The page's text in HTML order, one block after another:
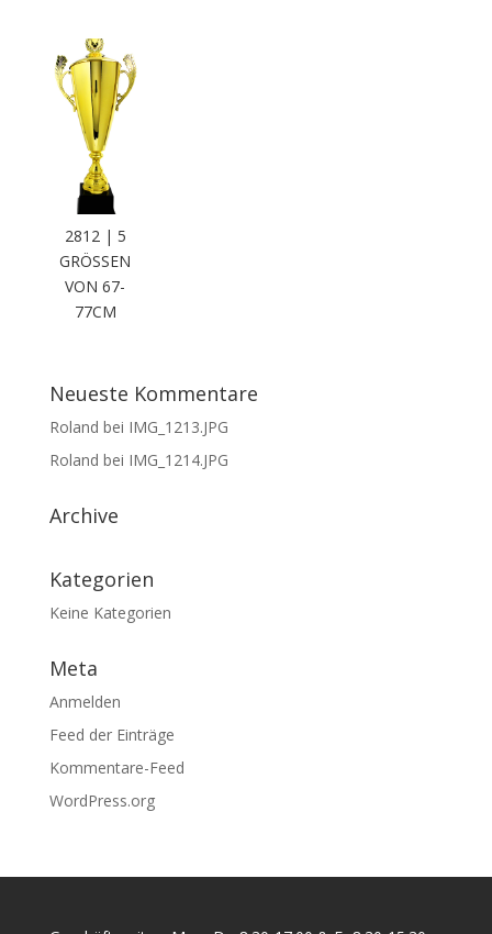
2812 | 5
GRÖSSEN V
ON 67-7
7CM
Neueste Kommentare
Roland bei IMG_1213.JPG
Roland bei IMG_1214.JPG
Archive
Kategorien
Keine Kategorien
Meta
Anmelden
Feed der Einträge
Kommentare-Feed
WordPress.org